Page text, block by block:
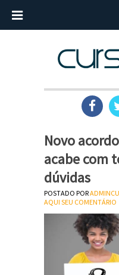
Novo
acabe com
dúvidas
POSTADO POR
AQUI SEU COMENTÁRIO